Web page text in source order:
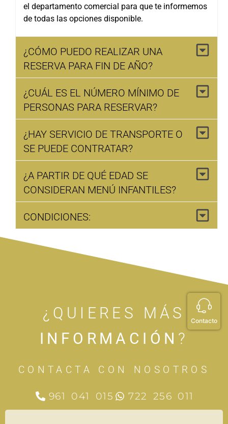
el departamento comercial para que te informemos
de todas las opciones disponible.
¿CÓMO PUEDO REALIZAR UNA
RESERVA PARA FIN DE AÑO?
¿CUÁL ES EL NÚMERO MÍNIMO DE
PERSONAS PARA RESERVAR?
¿HAY SERVICIO DE TRANSPORTE O
SE PUEDE CONTRATAR?
¿A PARTIR DE QUÉ EDAD SE
CONSIDERAN MENÚ INFANTILES?
CONDICIONES:
¿QUIERES MÁS
INFORMACIÓN ?
CONTACTA CON NOSOTROS
961 041 015 722 256 011
Contacto